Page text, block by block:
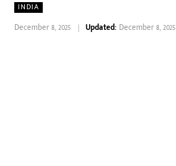
INDIA
December 8, 2025 Updated: December 8, 2025